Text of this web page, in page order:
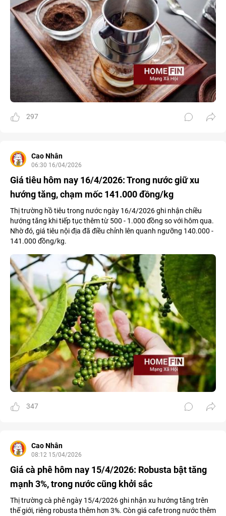
297
Cao Nhân
06:30 16/04/2026
Giá tiêu hôm nay 16/4/2026: Trong nước giữ xu
hướng tăng, chạm mốc 141.000 đồng/kg
Thị trường hồ tiêu trong nước ngày 16/4/2026 ghi nhận chiều
hướng tăng khi tiếp tục thêm từ 500 - 1.000 đồng so với hôm qua.
Nhờ đó, giá tiêu nội địa đã điều chỉnh lên quanh ngưỡng 140.000 -
141.000 đồng/kg.
347
Cao Nhân
08:12 15/04/2026
Giá cà phê hôm nay 15/4/2026: Robusta bật tăng
mạnh 3%, trong nước cũng khởi sắc
Thị trường cà phê ngày 15/4/2026 ghi nhận xu hướng tăng trên
thế giới, riêng robusta thêm hơn 3%. Còn giá cafe trong nước thêm